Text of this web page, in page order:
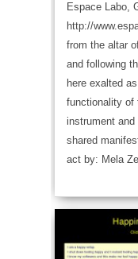
Espace Labo,
http://
from the altar
and following
here exalted
functionality of
instrument and
shared
act by: Mela